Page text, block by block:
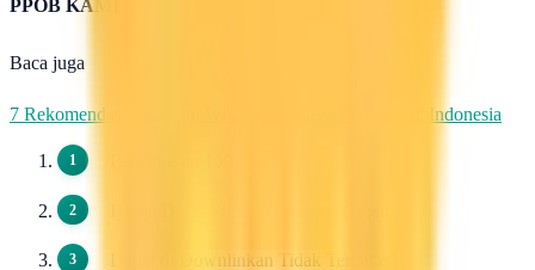
PPOB KAMI
Baca juga
7 Rekomendasi Pengirim WhatsApp Massal Terbaik di Indonesia
Dapat di Downlinkan Tidak Terbatas.